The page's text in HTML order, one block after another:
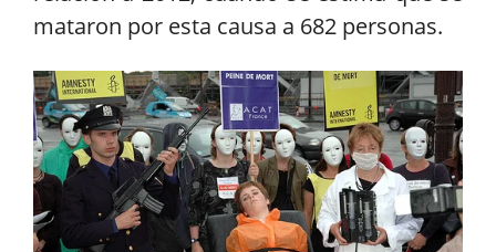
mataron por esta causa a 682 personas.